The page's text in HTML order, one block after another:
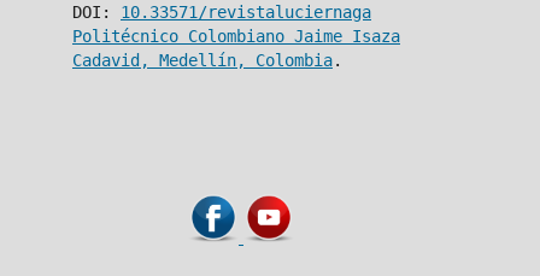
DOI: 10.33571/revistaluciernaga
Politécnico Colombiano Jaime Isaza
Cadavid, Medellín, Colombia.